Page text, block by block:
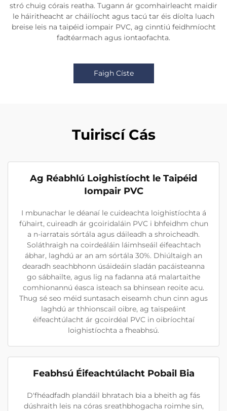
stró chuig córais reatha. Tugann ár gcomhairleacht maidir
le háiritheacht ar cháilíocht agus tacú tar éis díolta luach
breise leis na taipéid iompair PVC, ag cinntiú feidhmíocht
fadtéarmach agus iontaofachta.
Faigh Císte
Tuiriscí Cás
Ag Réabhlú Loighistíocht le Taipéid
Iompair PVC
I mbunachar le déanaí le cuideachta loighistíochta á
fühairt, cuireadh ár gcoiridaláin PVC i bhfeidhm chun
a n-iarratais sórtála agus dáileadh a shroicheadh.
Soláthraigh na coirdeáláin láimhseáil éifeachtach
ábhar, laghdú ar an am sórtála 30%. Dhiúltaigh an
dearadh seachbhonn úsáideáin sladán pacáisteanna
go sábhailte, agus lig na fadanna atá malartaithe
comhionannú éasca isteach sa bhinsean reoite acu.
Thug sé seo méid suntasach eiseamh chun cinn agus
laghdú ar thhionscail oibre, ag taispeáint
éifeachtúlacht ár gcoirdéal PVC in oibríochtaí
loighistíochta a fheabhsú.
Feabhsú Éifeachtúlacht Pobail Bia
D'fhéadfadh plandáil bhratach bia a bheith ag fás
dúshraith leis na córas sreathbhogacha roimhe sin,